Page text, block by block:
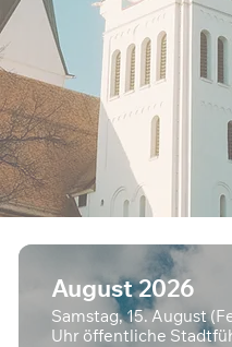
August 2026
Samstag, 15. August
Uhr öffentliche